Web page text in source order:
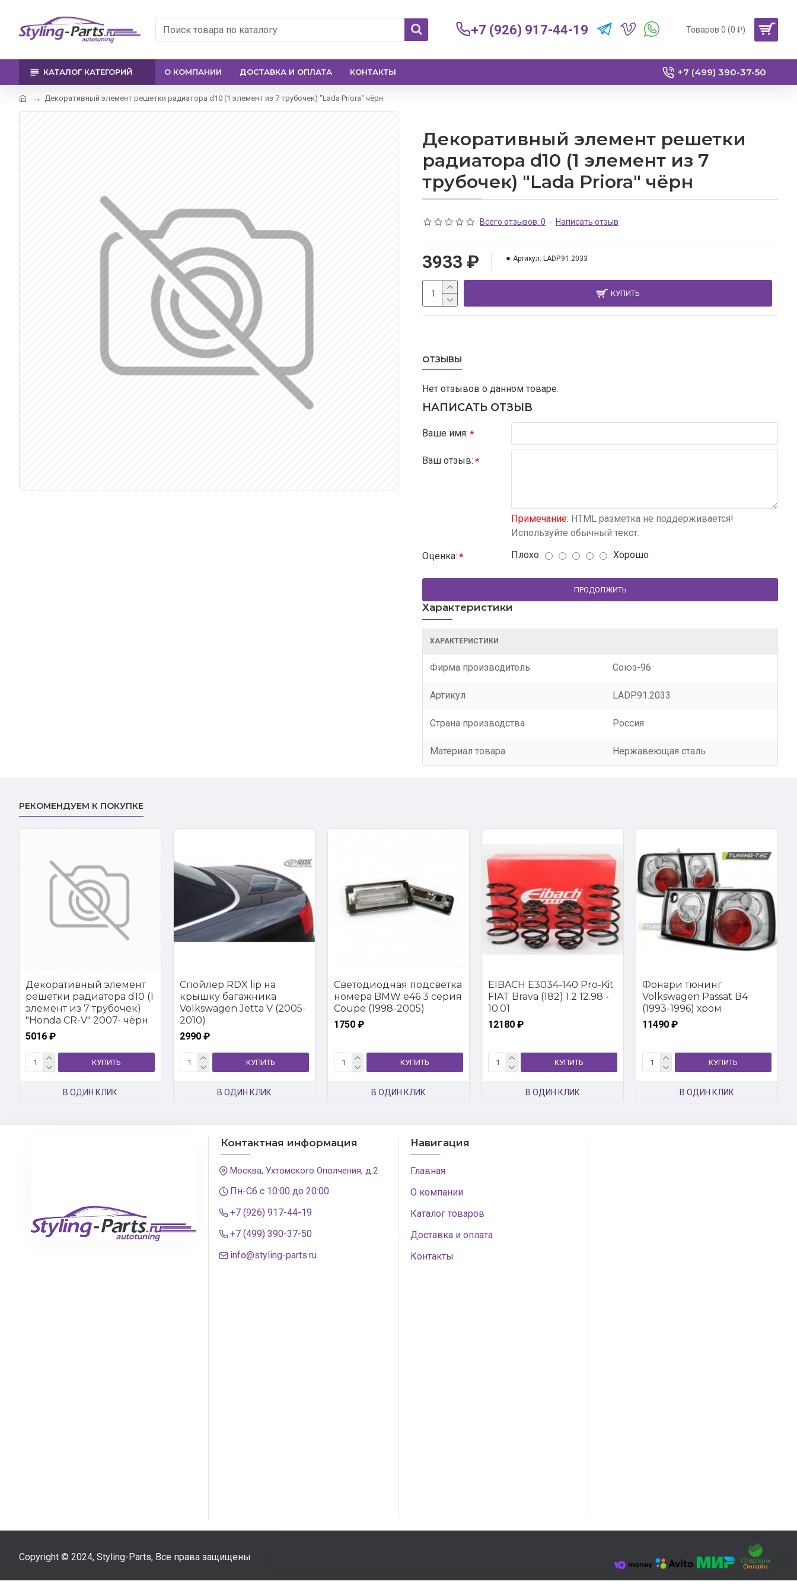
+7 (926) 917-44-19 Товаров 0 (0 ₽)
КАТАЛОГ КАТЕГОРИЙ О КОМПАНИИ ДОСТАВКА И ОПЛАТА КОНТАКТЫ +7 (499) 390-37-50
Декоративный элемент решетки радиатора d10 (1 элемент из 7 трубочек) "Lada Priora" чёрн
Декоративный элемент решетки
радиатора d10 (1 элемент из 7
трубочек) "Lada Priora" чёрн
Всего отзывов: 0 - Написать отзыв
3933 ₽ Артикул: LADP.91.2033
КУПИТЬ
ОТЗЫВЫ
Нет отзывов о данном товаре.
НАПИСАТЬ ОТЗЫВ
Ваше имя:
Ваш отзыв:
Примечание: HTML разметка не поддерживается!
Используйте обычный текст.
Оценка: Плохо Хорошо
ПРОДОЛЖИТЬ
Характеристики
ХАРАКТЕРИСТИКИ
Фирма производитель Союз-96
Артикул LADP.91.2033
Страна производства Россия
Материал товара Нержавеющая сталь
РЕКОМЕНДУЕМ К ПОКУПКЕ
Декоративный элемент
решётки радиатора d10 (1
элемент из 7 трубочек)
"Honda CR-V" 2007- чёрн
5016 ₽
КУПИТЬ
В ОДИН КЛИК
Спойлер RDX lip на
крышку багажника
Volkswagen Jetta V (2005-
2010)
2990 ₽
КУПИТЬ
В ОДИН КЛИК
Светодиодная подсветка
номера BMW e46 3 серия
Coupe (1998-2005)
1750 ₽
КУПИТЬ
В ОДИН КЛИК
EIBACH E3034-140 Pro-Kit
FIAT Brava (182) 1.2 12.98 -
10.01
12180 ₽
КУПИТЬ
В ОДИН КЛИК
Фонари тюнинг
Volkswagen Passat B4
(1993-1996) хром
11490 ₽
КУПИТЬ
В ОДИН КЛИК
Контактная информация
Москва, Ухтомского Ополчения, д.2
Пн-Сб с 10:00 до 20:00
+7 (926) 917-44-19
+7 (499) 390-37-50
info@styling-parts.ru
Навигация
Главная
О компании
Каталог товаров
Доставка и оплата
Контакты
Copyright © 2024, Styling-Parts, Все права защищены